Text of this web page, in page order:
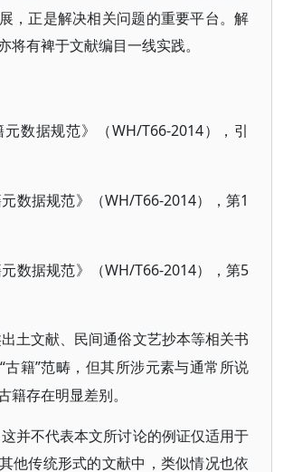
，正是解决相关问题的重要平台。解
将有裨于文献编目一线实践。
元数据规范》（WH/T66-2014），引
元数据规范》（WH/T66-2014），第1
元数据规范》（WH/T66-2014），第5
土文献、民间通俗文艺抄本等相关书
“古籍”范畴，但其所涉元素与通常所说
籍存在明显差别。
并不代表本文所讨论的例证仅适用于
他传统形式的文献中，类似情况也依